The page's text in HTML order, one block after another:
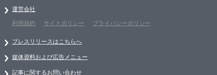
運営会社
利用規約
サイトポリシー プライバシーポリシー
プレスリリースはこちらへ
媒体資料および広告メニュー
記事に関するお問い合わせ